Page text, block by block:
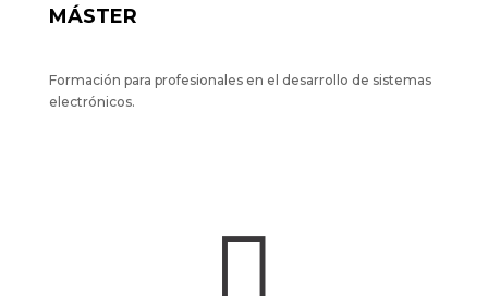
MÁSTER
Formación para profesionales en el desarrollo de sistemas
electrónicos.
